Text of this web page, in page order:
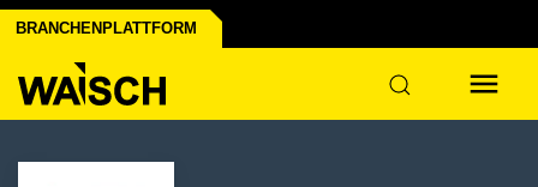
BRANCHENPLATTFORM